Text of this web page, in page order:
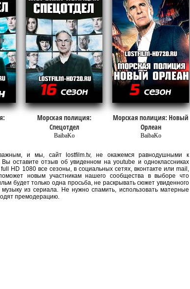
Морская полиция:
Спецотдел
BaibaKo
Морская полиция: Новый
Орлеан
BaibaKo
важным, и мы, сайт lostfilm.tv, не окажемся равнодушными к
оставите отзыв об увиденном на youtube и одноклассниках
HD 1080 все сезоны, в социальных сетях, вконтакте или mail,
новым участникам нашего сообщества в выборе что
будет только одна просьба, не раскрывать сюжет увиденного
из сериала. Не нужно спамить, использовать матерные
премодерацию.